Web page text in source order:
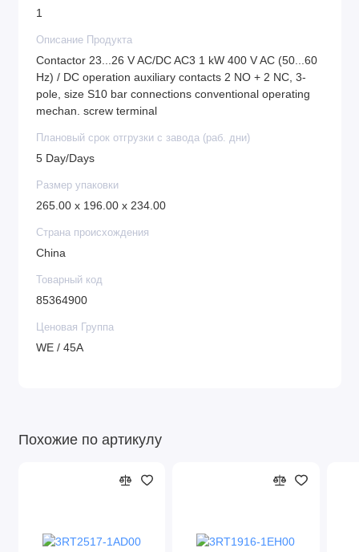
1
Описание Продукта
Contactor 23...26 V AC/DC AC3 1 kW 400 V AC (50...60
Hz) / DC operation auxiliary contacts 2 NO + 2 NC, 3-
pole, size S10 bar connections conventional operating
mechan. screw terminal
Плановый срок отгрузки с завода (раб. дни)
5 Day/Days
Размер упаковки
265.00 x 196.00 x 234.00
Страна происхождения
China
Товарный код
85364900
Ценовая Группа
WE / 45A
Похожие по артикулу